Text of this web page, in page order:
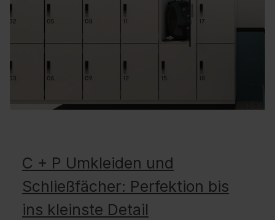
C + P Umkleiden und
Schließfächer: Perfektion bis
ins kleinste Detail